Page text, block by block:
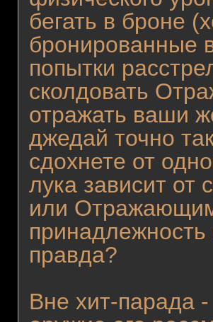
бегать в броне
бронированные
попытки
сколдовать
отражать ваши
джедай точно
сдохнете от
лука зависит от
или
правда?
Вне хит-парада